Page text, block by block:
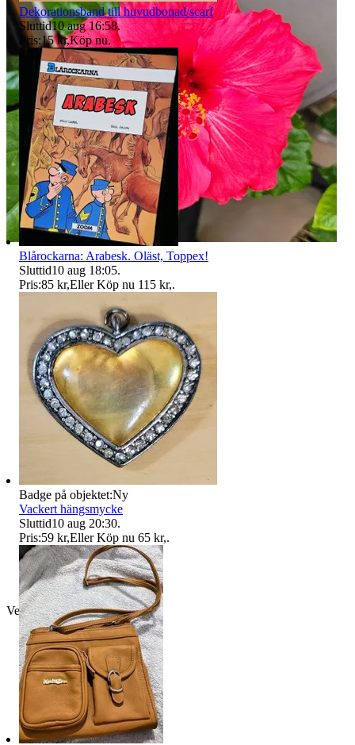
Verifierad
Dekorationsband till huvudbonad/scarf
Sluttid10 aug 16:58.
Pris:15 kr,Köp nu.
Blårockarna: Arabesk. Oläst, Toppex!
Sluttid10 aug 18:05.
Pris:85 kr,Eller Köp nu 115 kr,.
Badge på objektet:Ny
Vackert hängsmycke
Sluttid10 aug 20:30.
Pris:59 kr,Eller Köp nu 65 kr,.